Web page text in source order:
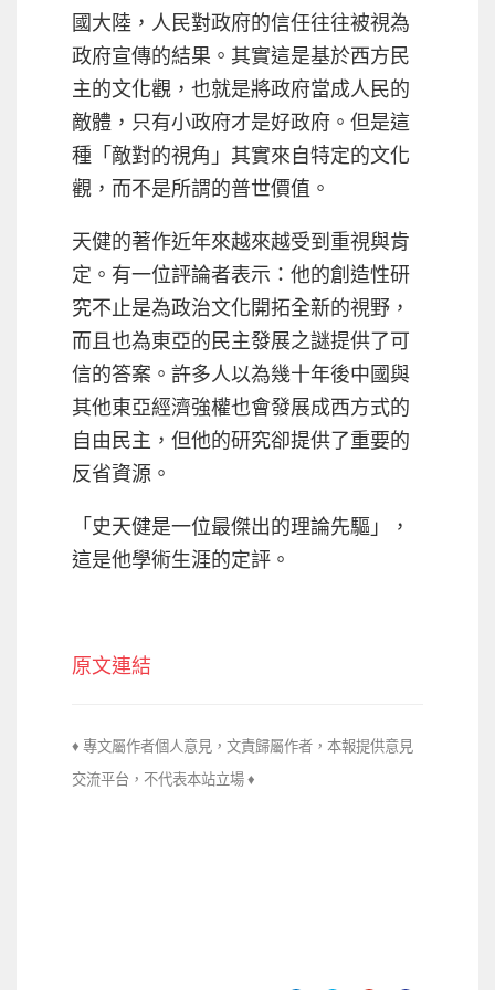
國大陸，人民對政府的信任往往被視為
政府宣傳的結果。其實這是基於西方民
主的文化觀，也就是將政府當成人民的
敵體，只有小政府才是好政府。但是這
種「敵對的視角」其實來自特定的文化
觀，而不是所謂的普世價值。
天健的著作近年來越來越受到重視與肯
定。有一位評論者表示：他的創造性研
究不止是為政治文化開拓全新的視野，
而且也為東亞的民主發展之謎提供了可
信的答案。許多人以為幾十年後中國與
其他東亞經濟強權也會發展成西方式的
自由民主，但他的研究卻提供了重要的
反省資源。
「史天健是一位最傑出的理論先驅」，
這是他學術生涯的定評。
原文連結
♦ 專文屬作者個人意見，文責歸屬作者，本報提供意見
交流平台，不代表本站立場 ♦